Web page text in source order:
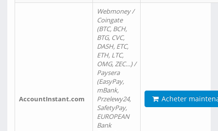
AccountInstant.com
Webmoney /
Coingate
(BTC, BCH,
BTG, CVC,
DASH, ETC,
ETH, LTC,
OMG, ZEC…) /
Paysera
(EasyPay,
mBank,
Przelewy24,
SafetyPay,
EUROPEAN
Bank
Acheter